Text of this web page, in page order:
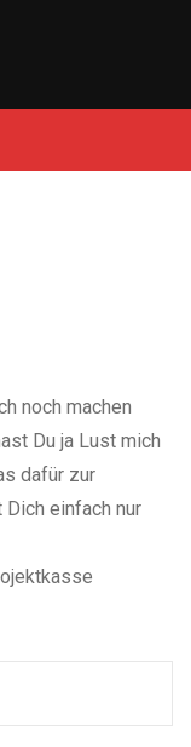
noch machen
Du ja Lust mich
dafür zur
einfach nur